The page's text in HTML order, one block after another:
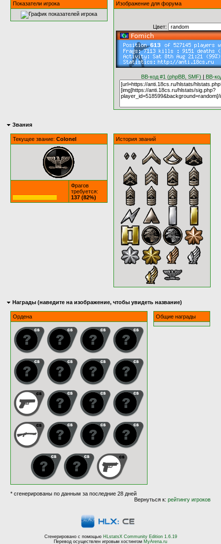
Показатели игрока Изображение для форума
Цвет:
BB-код #1 (phpBB, SMF) | BB-
Звания
Текущее звание: Colonel
Фрагов
требуется:
137 (82%)
История званий
Награды (наведите на изображение, чтобы увидеть название)
Ордена Общие награды
* сгенерированы по данным за последние 28 дней
Вернуться к:рейтингу игроков
Сгенерировано с помощью HLstatsX Community Edition 1.6.19
Перевод осуществлен игровым хостингом MyArena.ru